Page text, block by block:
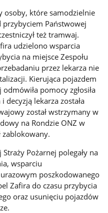
osoby, które samodzielnie
przybyciem Państwowej
też tramwaj.
udzielono wsparcia
na miejsce Zespołu
przez lekarza nie
Kierująca pojazdem
pomocy zgłosiła
lekarza została
został wstrzymany w
na Rondzie ONZ w
zablokowany.
Pożarnej polegały na
wsparciu
poszkodowanego
Zafira do czasu przybycia
oraz usunięciu pojazdów